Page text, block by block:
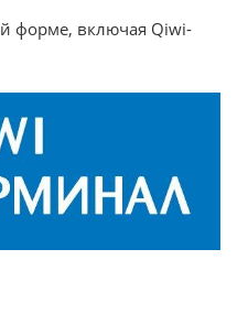
форме, включая Qiwi-